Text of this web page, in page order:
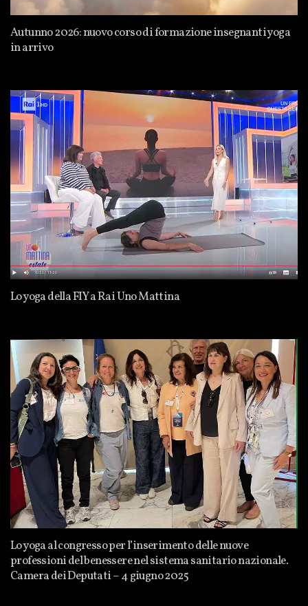
Autunno 2026: nuovo corso di formazione insegnanti yoga
in arrivo
Lo yoga della FIY a Rai Uno Mattina
Lo yoga al congresso per l’inserimento delle nuove
professioni del benessere nel sistema sanitario nazionale.
Camera dei Deputati – 4 giugno 2025